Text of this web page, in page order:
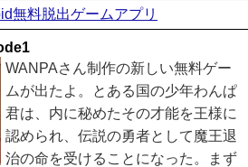
無料脱出ゲームアプリ
WANPAさん制作の新しい無料ゲー
ムが出たよ。とある国の少年わんぱ
君は、内に秘めたその才能を王様に
認められ、伝説の勇者として魔王退
治の命を受けることになった。まず